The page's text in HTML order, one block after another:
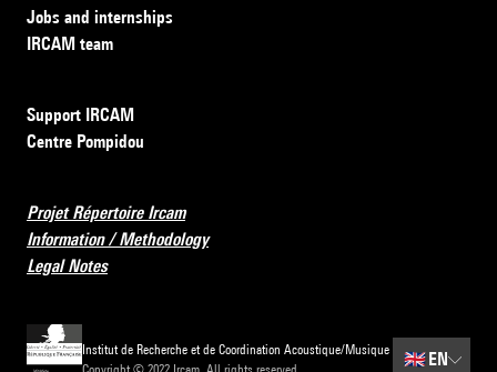
Jobs and internships
IRCAM team
Support IRCAM
Centre Pompidou
Projet Répertoire Ircam
Information / Methodology
Legal Notes
Institut de Recherche et de Coordination Acoustique/Musique
🇬🇧 EN